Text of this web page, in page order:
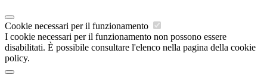
Cookie necessari per il funzionamento
I cookie necessari per il funzionamento non possono essere
disabilitati. È possibile consultare l'elenco nella pagina della cookie
policy.